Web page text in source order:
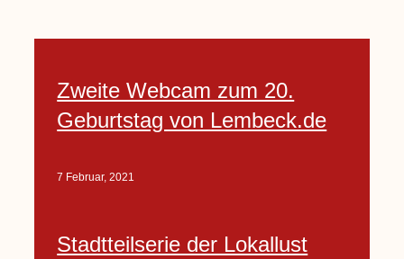
Zweite Webcam zum 20.
Geburtstag von Lembeck.de
7 Februar, 2021
Stadtteilserie der Lokallust